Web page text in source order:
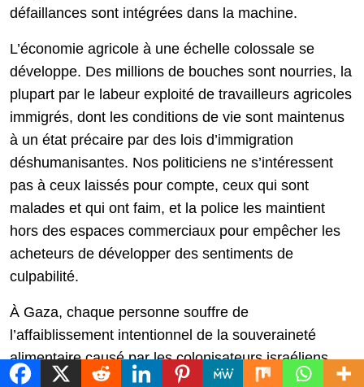
défaillances sont intégrées dans la machine.
L’économie agricole à une échelle colossale se
développe. Des millions de bouches sont nourries, la
plupart par le labeur exploité de travailleurs agricoles
immigrés, dont les conditions de vie sont maintenus
à un état précaire par des lois d’immigration
déshumanisantes. Nos politiciens ne s’intéressent
pas à ceux laissés pour compte, ceux qui sont
malades et qui ont faim, et la police les maintient
hors des espaces commerciaux pour empêcher les
acheteurs de développer des sentiments de
culpabilité.
À Gaza, chaque personne souffre de
l’affaiblissement intentionnel de la souveraineté
alimentaire causé par les colonisateurs israéliens,
maintenant plus que jamais.